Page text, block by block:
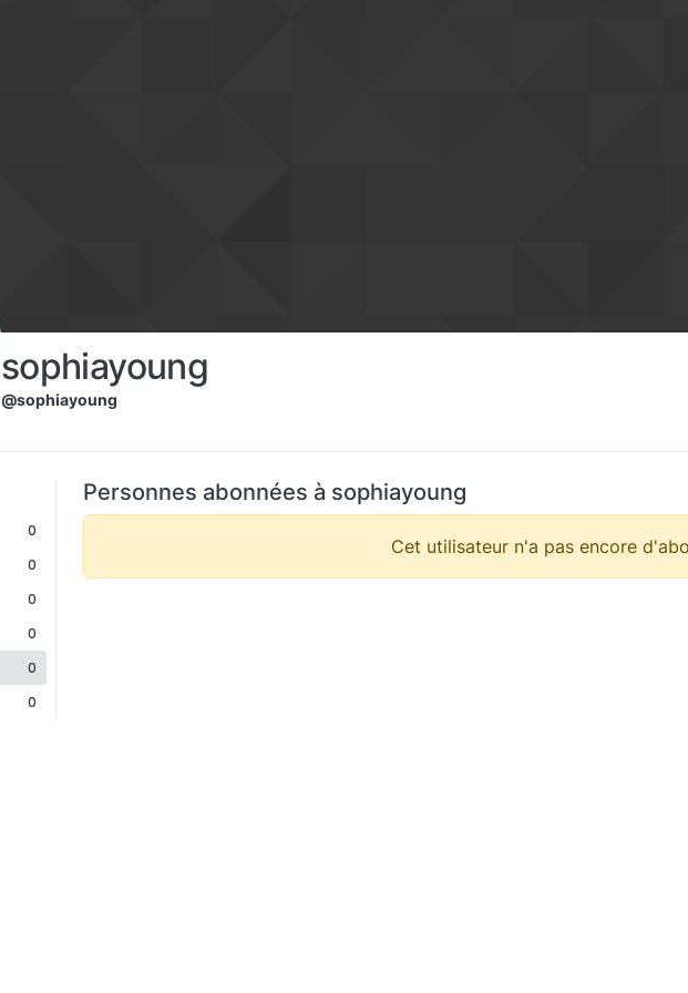
sophiayoung
@sophiayoung
0
0
0
0
0
0
Personnes abonnées à sophiayoung
Cet utilisateur n'a pas encore